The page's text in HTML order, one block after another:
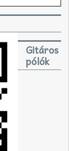
Gitáros
pólók